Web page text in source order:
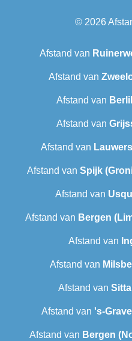
© 2026
Afstand van
Afstand van
Afstand van
Afstand van
Afstand van
Afstand van Spijk
Afstand van
Afstand van Bergen
Afstand van
Afstand van
Afstand van
Afstand van 's-
Afstand van Bergen